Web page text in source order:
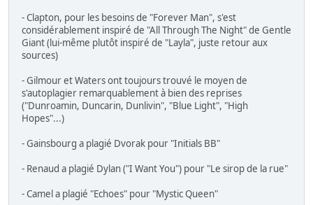
- Clapton, pour les besoins de "Forever Man", s'est
considérablement inspiré de "All Through The Night" de Gentle
Giant (lui-même plutôt inspiré de "Layla", juste retour aux
sources)
- Gilmour et Waters ont toujours trouvé le moyen de
s'autoplagier remarquablement à bien des reprises
("Dunroamin, Duncarin, Dunlivin", "Blue Light", "High
Hopes"...)
- Gainsbourg a plagié Dvorak pour "Initials BB"
- Renaud a plagié Dylan ("I Want You") pour "Le sirop de la rue"
- Camel a plagié "Echoes" pour "Mystic Queen"